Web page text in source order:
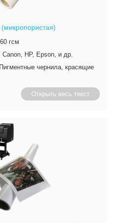
гсм
HP, Epson, и др.
чернила, красящие
Открыть весь текст